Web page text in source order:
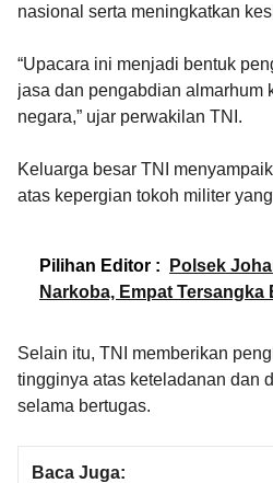
nasional serta meningkatkan
“Upacara ini menjadi bentuk
jasa dan pengabdian almarhum
negara,” ujar perwakilan TNI.
Keluarga besar TNI
atas kepergian tokoh militer
Pilihan Editor :
Polsek
Narkoba, Empat Tersangka
Selain itu, TNI memberikan
tingginya atas keteladanan dan
selama bertugas.
Baca Juga: